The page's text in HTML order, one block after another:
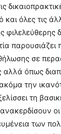
όλες τις
παρουσιάζει
σε
αλλά όπως
την
τη
οι
των